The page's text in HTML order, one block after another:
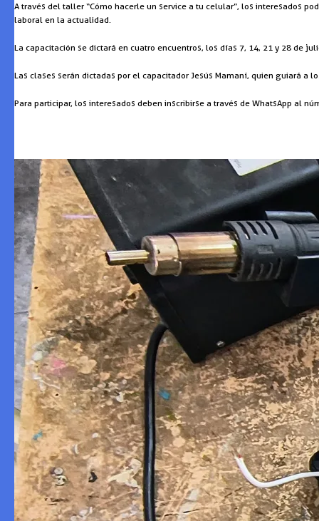
A través del taller “Cómo hacerle un service a tu celular”, los interesados
laboral en la actualidad.
La capacitación se dictará en cuatro encuentros, los días 7, 14, 21 y 28 de
Las clases serán dictadas por el capacitador Jesús Mamaní, quien guiará
Para participar, los interesados deben inscribirse a través de WhatsApp al